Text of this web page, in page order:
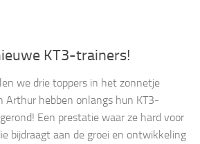
KT3-trainers!
we drie toppers in het zonnetje
Arthur hebben onlangs hun KT3-
Een prestatie waar ze hard voor
bijdraagt aan de groei en ontwikkeling